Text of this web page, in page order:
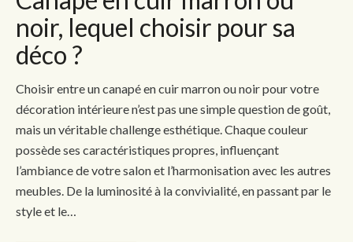
noir, lequel choisir pour sa
déco ?
Choisir entre un canapé en cuir marron ou noir pour votre
décoration intérieure n’est pas une simple question de goût,
mais un véritable challenge esthétique. Chaque couleur
possède ses caractéristiques propres, influençant
l’ambiance de votre salon et l’harmonisation avec les autres
meubles. De la luminosité à la convivialité, en passant par le
style et le…